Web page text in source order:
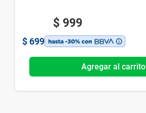
$ 999
$ 699
Agregar al carrito